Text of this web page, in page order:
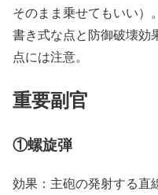
そのまま乗せてもいい）
書き式な点と防御破壊効
点には注意。
重要副官
①螺旋弾
効果：主砲の発射する直